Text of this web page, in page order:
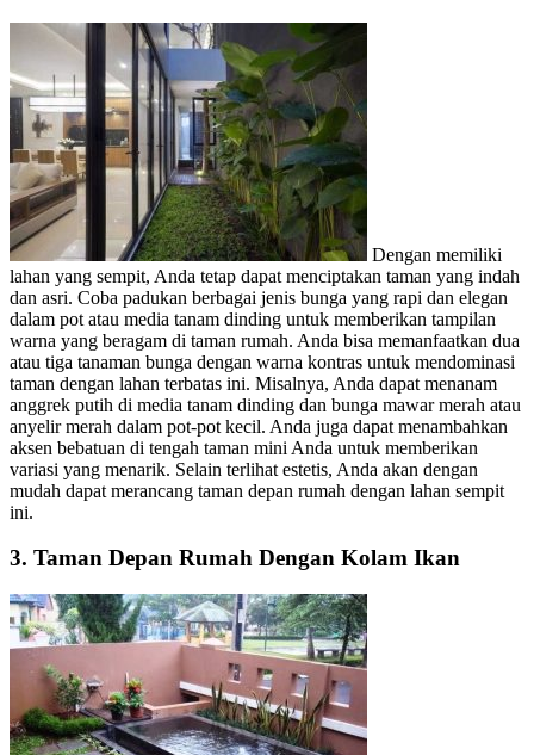
Dengan memiliki
lahan yang sempit, Anda tetap dapat menciptakan taman yang indah
dan asri. Coba padukan berbagai jenis bunga yang rapi dan elegan
dalam pot atau media tanam dinding untuk memberikan tampilan
warna yang beragam di taman rumah. Anda bisa memanfaatkan dua
atau tiga tanaman bunga dengan warna kontras untuk mendominasi
taman dengan lahan terbatas ini. Misalnya, Anda dapat menanam
anggrek putih di media tanam dinding dan bunga mawar merah atau
anyelir merah dalam pot-pot kecil. Anda juga dapat menambahkan
aksen bebatuan di tengah taman mini Anda untuk memberikan
variasi yang menarik. Selain terlihat estetis, Anda akan dengan
mudah dapat merancang taman depan rumah dengan lahan sempit
ini.
3. Taman Depan Rumah Dengan Kolam Ikan